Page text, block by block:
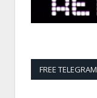
FREE TELEGRAM